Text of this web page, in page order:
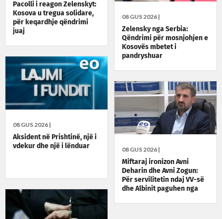
Pacolli i reagon Zelenskyt:
Kosova u tregua solidare,
për keqardhje qëndrimi
juaj
08 GUS 2026 |
Zelensky nga Serbia:
Qëndrimi për mosnjohjen e
Kosovës mbetet i
pandryshuar
08 GUS 2026 |
Aksident në Prishtinë, një i
vdekur dhe një i lënduar
08 GUS 2026 |
Miftaraj ironizon Avni
Deharin dhe Avni Zogun:
Për servilitetin ndaj VV-së
dhe Albinit paguhen nga